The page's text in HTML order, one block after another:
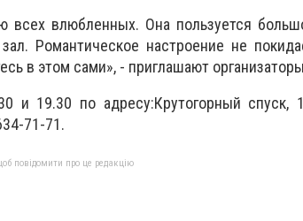
всех влюбленных. Она пользуется
Романтическое настроение не
в этом сами», - приглашают
и 19.30 по адресу:Крутогорный спуск,
71-71.
повідомити про це редакцію